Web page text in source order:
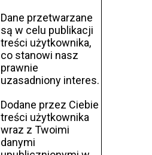
Dane przetwarzane
są w celu publikacji
treści użytkownika,
co stanowi nasz
prawnie
uzasadniony interes.
Dodane przez Ciebie
treści użytkownika
wraz z Twoimi
danymi